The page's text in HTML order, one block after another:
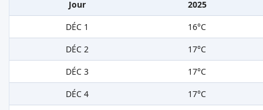
Jour
2025
DÉC 1
16°C
DÉC 2
17°C
DÉC 3
17°C
DÉC 4
17°C